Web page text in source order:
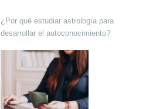
¿Por qué estudiar astrología para
desarrollar el autoconocimiento?